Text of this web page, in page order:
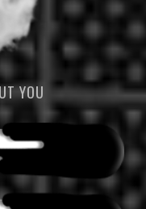
YOU